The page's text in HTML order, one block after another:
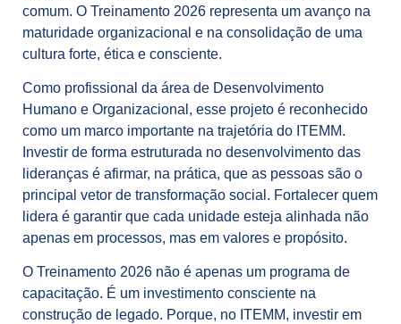
comum. O Treinamento 2026 representa um avanço na
maturidade organizacional e na consolidação de uma
cultura forte, ética e consciente.
Como profissional da área de Desenvolvimento
Humano e Organizacional, esse projeto é reconhecido
como um marco importante na trajetória do ITEMM.
Investir de forma estruturada no desenvolvimento das
lideranças é afirmar, na prática, que as pessoas são o
principal vetor de transformação social. Fortalecer quem
lidera é garantir que cada unidade esteja alinhada não
apenas em processos, mas em valores e propósito.
O Treinamento 2026 não é apenas um programa de
capacitação. É um investimento consciente na
construção de legado. Porque, no ITEMM, investir em